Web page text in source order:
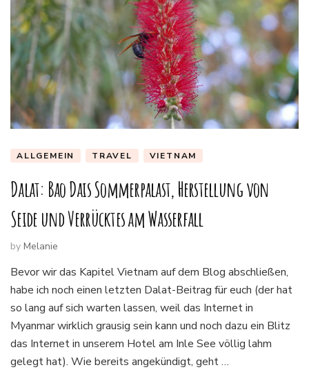
ALLGEMEIN TRAVEL VIETNAM
Dalat: Bao Dais Sommerpalast, Herstellung von
Seide und Verrücktes am Wasserfall
by Melanie
Bevor wir das Kapitel Vietnam auf dem Blog abschließen,
habe ich noch einen letzten Dalat-Beitrag für euch (der hat
so lang auf sich warten lassen, weil das Internet in
Myanmar wirklich grausig sein kann und noch dazu ein Blitz
das Internet in unserem Hotel am Inle See völlig lahm
gelegt hat). Wie bereits angekündigt, geht …